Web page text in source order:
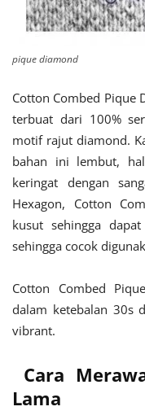
pique diamond
Cotton Combed Pique
terbuat dari 100%
motif rajut diamond.
bahan ini lembut,
keringat dengan
Hexagon, Cotton
kusut sehingga
sehingga cocok
Cotton Combed
dalam ketebalan 30s
vibrant.
Cara
Lama